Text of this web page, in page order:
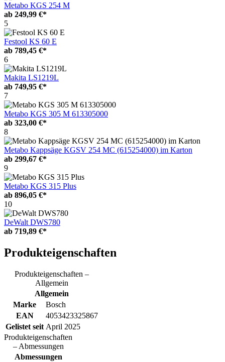
Metabo KGS 254 M
ab 249,99 €*
5
Festool KS 60 E
ab 789,45 €*
6
Makita LS1219L
ab 749,95 €*
7
Metabo KGS 305 M 613305000
ab 323,00 €*
8
Metabo Kappsäge KGSV 254 MC (615254000) im Karton
ab 299,67 €*
9
Metabo KGS 315 Plus
ab 896,05 €*
10
DeWalt DWS780
ab 719,89 €*
Produkteigenschaften
Produkteigenschaften –
Allgemein
Allgemein
Marke
Bosch
EAN
4053423325867
Gelistet seit April 2025
Produkteigenschaften
– Abmessungen
Abmessungen